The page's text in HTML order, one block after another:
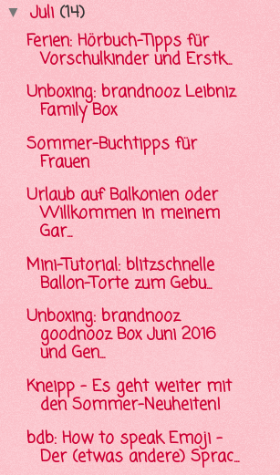
▼ Juli (14)
Ferien: Hörbuch-Tipps für
Vorschulkinder und Erstk...
Unboxing: brandnooz Leibniz
Family Box
Sommer-Buchtipps für
Frauen
Urlaub auf Balkonien oder
Willkommen in meinem
Gar...
Mini-Tutorial: blitzschnelle
Ballon-Torte zum Gebu...
Unboxing: brandnooz
goodnooz Box Juni 2016
und Gen...
Kneipp - Es geht weiter mit
den Sommer-Neuheiten!
bdb: How to speak Emoji -
Der (etwas andere) Sprac...